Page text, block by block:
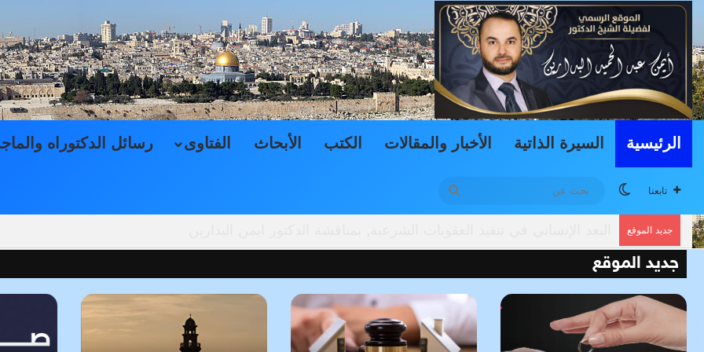
الرئيسية السيرة الذاتية الأخبار والمقالات الكتب الأبحاث الفتاوى رسائل الدكتوراه
تابعنا الوضع المظلم
بحث
عن
جديد الموقع
جديد الموقع